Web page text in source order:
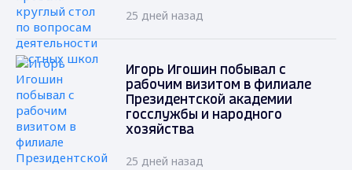
25 дней назад
Игорь Игошин побывал с
рабочим визитом в филиале
Президентской академии
госслужбы и народного
хозяйства
25 дней назад